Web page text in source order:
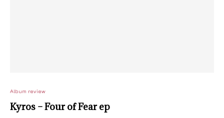
Album review
Kyros – Four of Fear ep